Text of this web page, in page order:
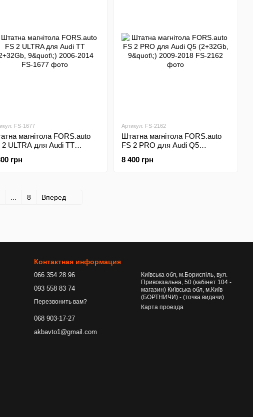
FS-1677
магнітола FORS.auto
2 ULTRA для Audi TT
грн
Артикул: FS-2162
Штатна магнітола FORS.auto
FS 2 PRO для Audi Q5
8 400 грн
8 Вперед
Контактная информация
066 354 28 96
093 558 83 74
Перезвонить вам?
068 903-17-27
akbavto1@gmail.com
Київська обл, м.Бориспіль, вул.
Привокзальна, 50 (кабінет 104 -
магазин) Київська обл, м.Київ
(БОРТНИЧИ) - (точка видачи)
Карта проезда